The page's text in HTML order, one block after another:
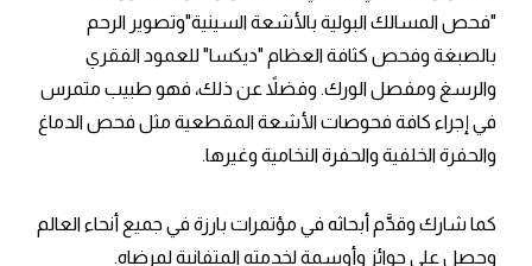
"فحص المسالك البولية بالأشعة السينية"وتصوير الرحم
بالصبغة وفحص كثافة العظام "ديكسا" للعمود الفقري
والرسغ ومفصل الورك. وفضلاً عن ذلك، فهو طبيب متمرس
في إجراء كافة فحوصات الأشعة المقطعية مثل فحص الدماغ
والحفرة الخلفية والحفرة النخامية وغيرها.
كما شارك وقدَّم أبحاثه في مؤتمرات بارزة في جميع أنحاء العالم
وحصل على جوائز وأوسمة لخدمته المتفانية لمرضاه.